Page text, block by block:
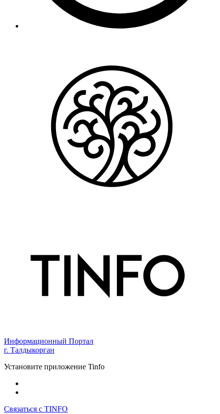
Информационный Портал
г. Талдыкорган
Установите приложение Tinfo
Связаться с TINFO